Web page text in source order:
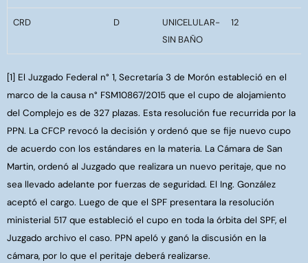
CRD D
UNICELULAR-
SIN BAÑO
12
[1] El Juzgado Federal n° 1, Secretaría 3 de Morón estableció en el
marco de la causa n° FSM10867/2015 que el cupo de alojamiento
del Complejo es de 327 plazas. Esta resolución fue recurrida por la
PPN. La CFCP revocó la decisión y ordenó que se fije nuevo cupo
de acuerdo con los estándares en la materia. La Cámara de San
Martin, ordenó al Juzgado que realizara un nuevo peritaje, que no
sea llevado adelante por fuerzas de seguridad. El Ing. González
aceptó el cargo. Luego de que el SPF presentara la resolución
ministerial 517 que estableció el cupo en toda la órbita del SPF, el
Juzgado archivo el caso. PPN apeló y ganó la discusión en la
cámara, por lo que el peritaje deberá realizarse.